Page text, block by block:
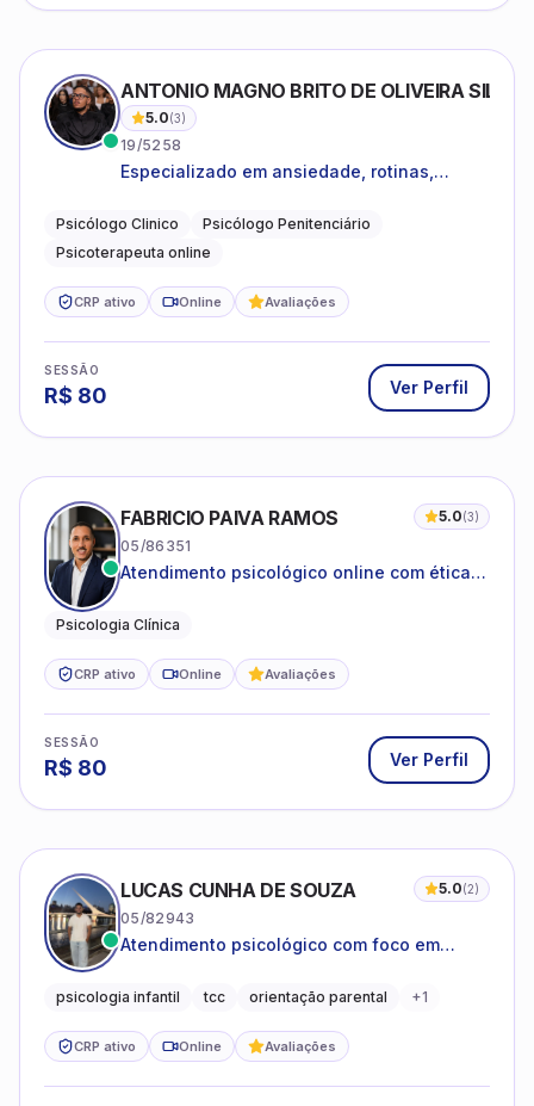
ANTONIO MAGNO BRITO DE OLIVEIRA SILVA
5.0(3)
19/5258
Especializado em ansiedade, rotinas,
familiares e questões comportamentais.
Psicólogo Clinico
Psicólogo Penitenciário
Psicoterapeuta online
CRP ativo Online Avaliações
SESSÃO
R$ 80 Ver Perfil
FABRICIO PAIVA RAMOS 5.0(3)
05/86351
Atendimento psicológico online com ética,
Psicologia Clínica
CRP ativo Online Avaliações
SESSÃO
R$ 80 Ver Perfil
LUCAS CUNHA DE SOUZA 5.0(2)
05/82943
Atendimento psicológico com foco em
promovendo equilíbrio emocional e
psicologia infantil tcc orientação parental +1
CRP ativo Online Avaliações